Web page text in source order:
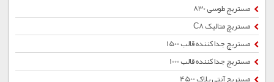
مستربچ طوسی 830
مستربچ متالیک C8
مستربچ جداکننده قالب 1500
مستربچ جداکننده قالب 1000